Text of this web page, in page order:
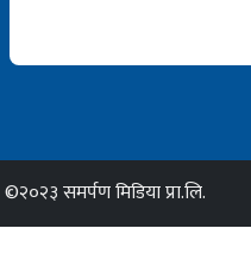
©२०२३ समर्पण मिडिया प्रा.लि.